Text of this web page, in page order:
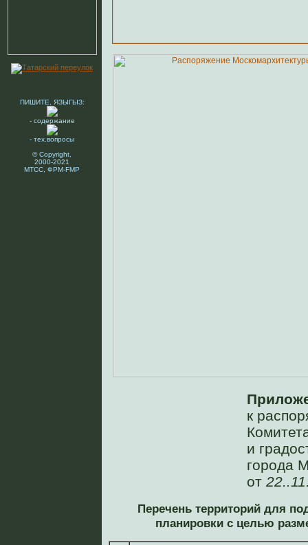
ПИШИТЕ, ЯЗЫГЫЗ:
- содержание
- тех.вопросы
© Copyright,
2000-2021
МТСС, ФРМ-FMP
к
и
города
oт
Перечень территорий для
планировки c целью